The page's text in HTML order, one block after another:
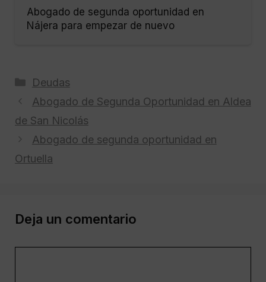
Abogado de segunda oportunidad en
Nájera para empezar de nuevo
Categorías
Deudas
Abogado de Segunda Oportunidad en Aldea
de San Nicolás
Abogado de segunda oportunidad en
Ortuella
Deja un comentario